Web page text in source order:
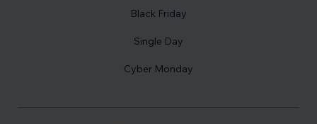
Black Friday
Single Day
Cyber Monday